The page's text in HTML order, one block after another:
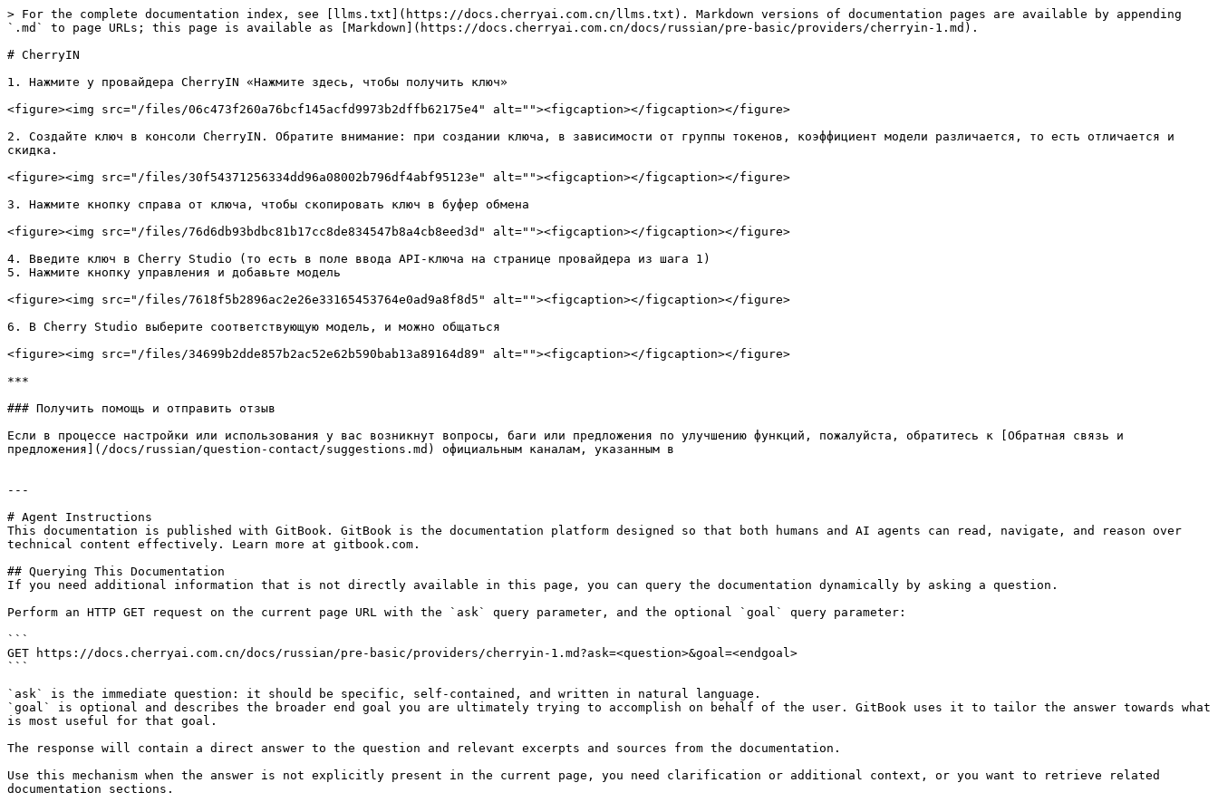
> For the complete documentation index, see [llms.txt](https://docs.cherryai.com.cn/llms.txt). Markdown versions of documentation pages are available by appending
`.md` to page URLs; this page is available as [Markdown](https://docs.cherryai.com.cn/docs/russian/pre-basic/providers/cherryin-1.md).
# CherryIN
1. Нажмите у провайдера CherryIN «Нажмите здесь, чтобы получить ключ»
<figure><img src="/files/06c473f260a76bcf145acfd9973b2dffb62175e4" alt=""><figcaption></figcaption></figure>
2. Создайте ключ в консоли CherryIN. Обратите внимание: при создании ключа, в зависимости от группы токенов, коэффициент модели различается, то есть отличается и
скидка.
<figure><img src="/files/30f54371256334dd96a08002b796df4abf95123e" alt=""><figcaption></figcaption></figure>
3. Нажмите кнопку справа от ключа, чтобы скопировать ключ в буфер обмена
<figure><img src="/files/76d6db93bdbc81b17cc8de834547b8a4cb8eed3d" alt=""><figcaption></figcaption></figure>
4. Введите ключ в Cherry Studio (то есть в поле ввода API-ключа на странице провайдера из шага 1)
5. Нажмите кнопку управления и добавьте модель
<figure><img src="/files/7618f5b2896ac2e26e33165453764e0ad9a8f8d5" alt=""><figcaption></figcaption></figure>
6. В Cherry Studio выберите соответствующую модель, и можно общаться
<figure><img src="/files/34699b2dde857b2ac52e62b590bab13a89164d89" alt=""><figcaption></figcaption></figure>
***
### Получить помощь и отправить отзыв
Если в процессе настройки или использования у вас возникнут вопросы, баги или предложения по улучшению функций, пожалуйста, обратитесь к [Обратная связь и
предложения](/docs/russian/question-contact/suggestions.md) официальным каналам, указанным в
---
# Agent Instructions
This documentation is published with GitBook. GitBook is the documentation platform designed so that both humans and AI agents can read, navigate, and reason over
technical content effectively. Learn more at gitbook.com.
## Querying This Documentation
If you need additional information that is not directly available in this page, you can query the documentation dynamically by asking a question.
Perform an HTTP GET request on the current page URL with the `ask` query parameter, and the optional `goal` query parameter:
```
GET https://docs.cherryai.com.cn/docs/russian/pre-basic/providers/cherryin-1.md?ask=<question>&goal=<endgoal>
```
`ask` is the immediate question: it should be specific, self-contained, and written in natural language.
`goal` is optional and describes the broader end goal you are ultimately trying to accomplish on behalf of the user. GitBook uses it to tailor the answer towards what
is most useful for that goal.
The response will contain a direct answer to the question and relevant excerpts and sources from the documentation.
Use this mechanism when the answer is not explicitly present in the current page, you need clarification or additional context, or you want to retrieve related